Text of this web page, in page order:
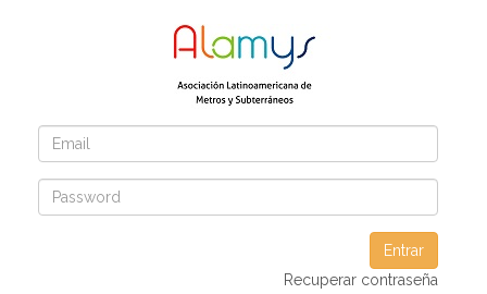
Entrar
Recuperar contraseña